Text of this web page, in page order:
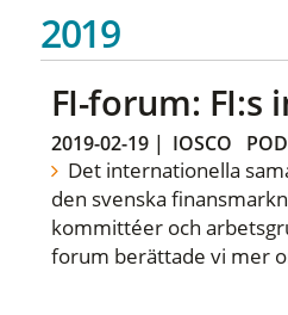
2019
FI-forum: FI:s
2019-02-19| IOSCO
Det internationella
den svenska
kommittéer och
forum berättade vi mer